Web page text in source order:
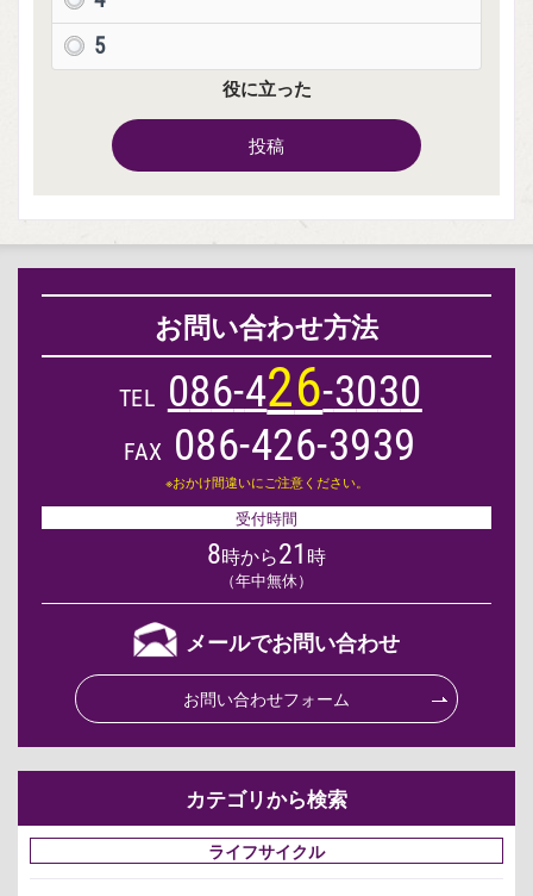
5
役に立った
投稿
お問い合わせ方法
TEL 086-426-3030
FAX 086-426-3939
※おかけ間違いにご注意ください。
受付時間
8時から21 時
（年中無休）
メールでお問い合わせ
お問い合わせフォーム
カテゴリから検索
ライフサイクル